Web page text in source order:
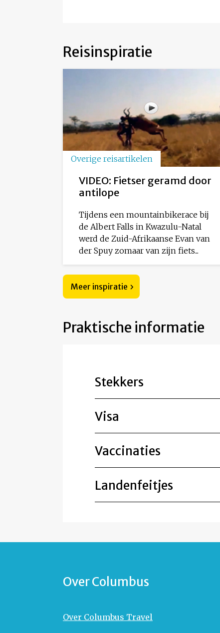
Reisinspiratie
Overige reisartikelen
VIDEO: Fietser geramd door
antilope
Tijdens een mountainbikerace bij
de Albert Falls in Kwazulu-Natal
werd de Zuid-Afrikaanse Evan van
der Spuy zomaar van zijn fiets...
Meer inspiratie
Praktische informatie
Stekkers
Visa
Vaccinaties
Landenfeitjes
Over Columbus
Over Columbus Travel